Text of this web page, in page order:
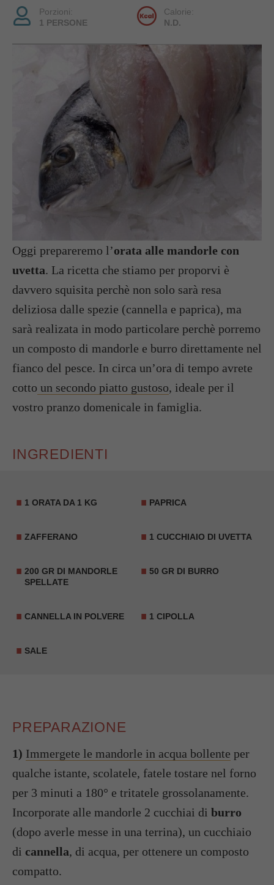
Porzioni:
1 PERSONE
Calorie:
N.D.
Oggi prepareremo l’orata alle mandorle con
uvetta. La ricetta che stiamo per proporvi è
davvero squisita perchè non solo sarà resa
deliziosa dalle spezie (cannella e paprica), ma
sarà realizata in modo particolare perchè porremo
un composto di mandorle e burro direttamente nel
fianco del pesce. In circa un’ora di tempo avrete
cotto un secondo piatto gustoso, ideale per il
vostro pranzo domenicale in famiglia.
INGREDIENTI
1 ORATA DA 1 KG PAPRICA
ZAFFERANO 1 CUCCHIAIO DI UVETTA
200 GR DI MANDORLE
SPELLATE
50 GR DI BURRO
CANNELLA IN POLVERE 1 CIPOLLA
SALE
PREPARAZIONE
1) Immergete le mandorle in acqua bollente per
qualche istante, scolatele, fatele tostare nel forno
per 3 minuti a 180° e tritatele grossolanamente.
Incorporate alle mandorle 2 cucchiai di burro
(dopo averle messe in una terrina), un cucchiaio
di cannella, di acqua, per ottenere un composto
compatto.